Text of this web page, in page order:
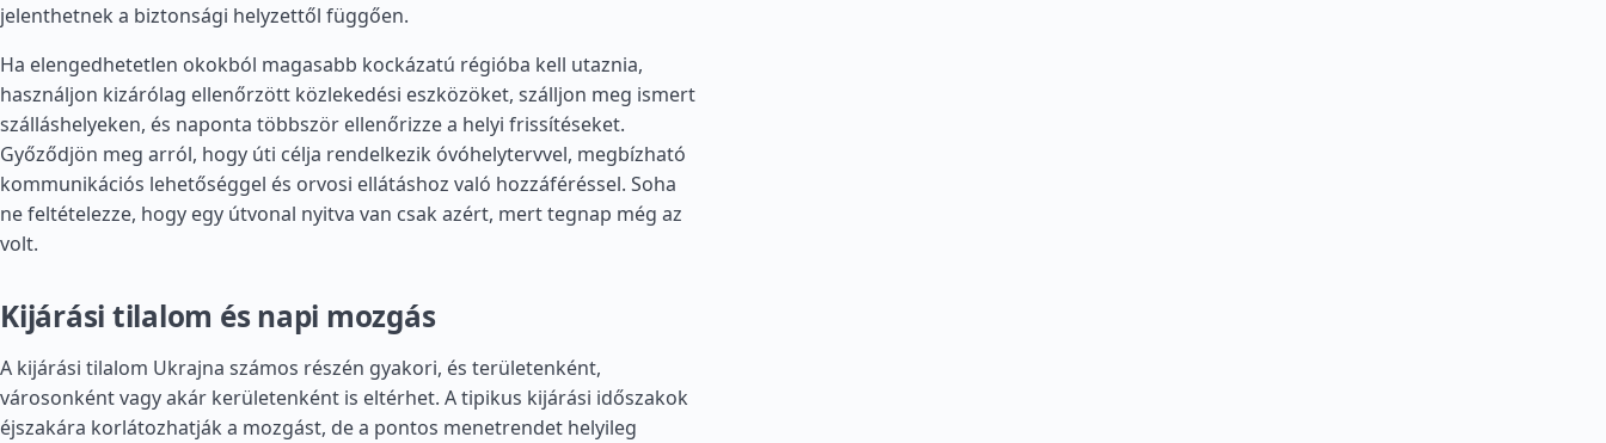
jelenthetnek a biztonsági helyzettől függően.
Ha elengedhetetlen okokból magasabb kockázatú régióba kell utaznia,
használjon kizárólag ellenőrzött közlekedési eszközöket, szálljon meg ismert
szálláshelyeken, és naponta többször ellenőrizze a helyi frissítéseket.
Győződjön meg arról, hogy úti célja rendelkezik óvóhelytervvel, megbízható
kommunikációs lehetőséggel és orvosi ellátáshoz való hozzáféréssel. Soha
ne feltételezze, hogy egy útvonal nyitva van csak azért, mert tegnap még az
volt.
Kijárási tilalom és napi mozgás
A kijárási tilalom Ukrajna számos részén gyakori, és területenként,
városonként vagy akár kerületenként is eltérhet. A tipikus kijárási időszakok
éjszakára korlátozhatják a mozgást, de a pontos menetrendet helyileg